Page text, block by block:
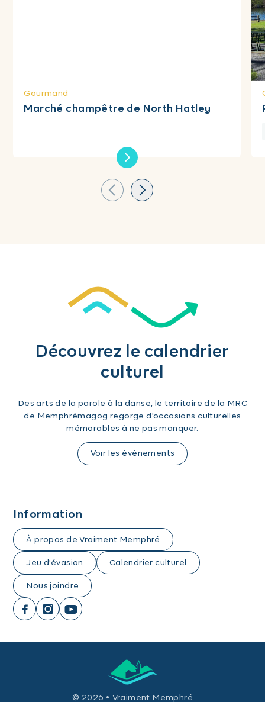
Gourmand
Marché champêtre de North Hatley
Découvrez le calendrier
culturel
Des arts de la parole à la danse, le territoire de la MRC
de Memphrémagog regorge d'occasions culturelles
mémorables à ne pas manquer.
Voir les événements
Information
À propos de Vraiment Memphré
Jeu d'évasion Calendrier culturel
Nous joindre
© 2026 • Vraiment Memphré